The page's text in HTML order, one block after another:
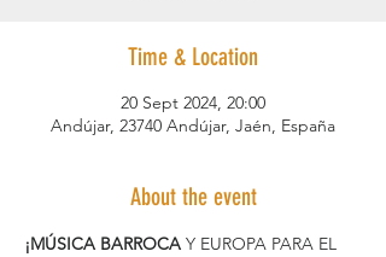
Time & Location
20 Sept 2024, 20:00
Andújar, 23740 Andújar, Jaén, España
About the event
¡MÚSICA BARROCA Y EUROPA PARA EL